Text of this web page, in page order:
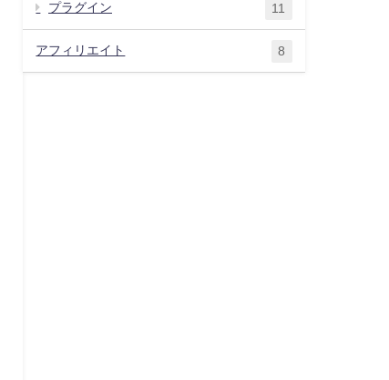
プラグイン 11
アフィリエイト 8